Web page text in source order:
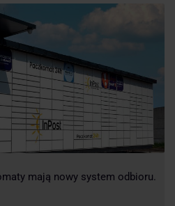
mają nowy system odbioru.